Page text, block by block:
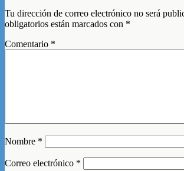
Tu dirección de correo electrónico no será
obligatorios están marcados con *
Comentario *
Nombre *
Correo electrónico *